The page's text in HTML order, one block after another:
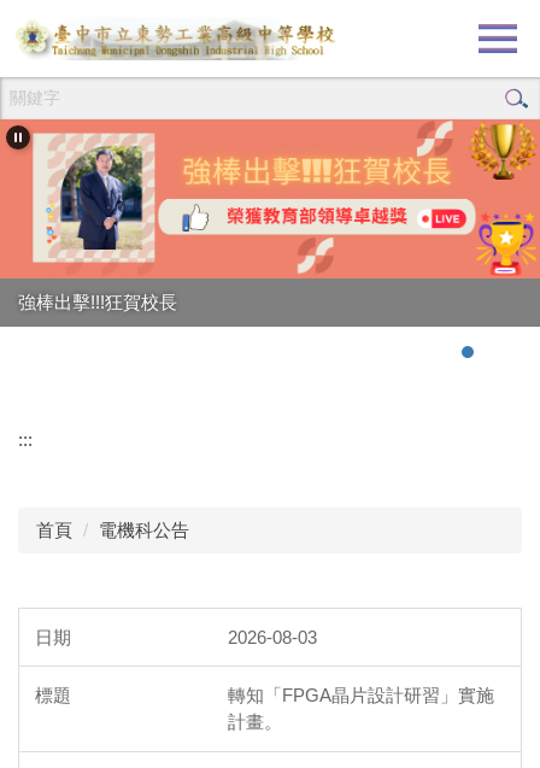
跳
到
要
內
容
強棒出擊!!!狂賀校長
:::
首頁 電機科公告
2026-08-03
轉知「FPGA晶片設計研習」實施
計畫。